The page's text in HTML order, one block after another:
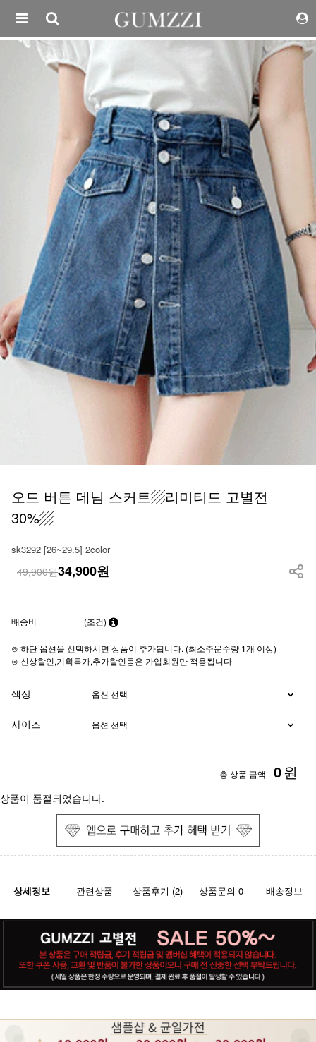
오드 버튼 데님 스커트▨리미티드 고별전
30%▨
sk3292 [26~29.5] 2color
49,900원34,900원
배송비 (조건)
⊙ 하단 옵션을 선택하시면 상품이 추가됩니다. (최소주문수량 1개 이상)
⊙ 신상할인,기획특가,추가할인등은 가입회원만 적용됩니다
색상
사이즈
총 상품 금액 0원
상품이 품절되었습니다.
상세정보 관련상품 상품후기 (2) 상품문의 0 배송정보